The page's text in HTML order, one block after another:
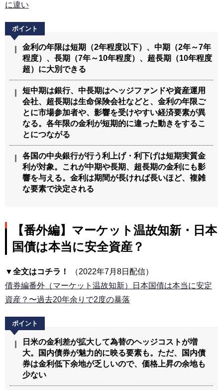
に違い
金利の年限は短期（2年程度以下）、中期（2年～7年
程度）、長期（7年～10年程度）、超長期（10年程度
超）に大別できる
短中期は銀行、中長期はヘッジファンドや資産運用
会社、超長期は生命保険会社などと、金利の年限ご
とに市場参加者や、影響を受けやすい経済要素が異
なる。各年限の金利が短期的に違った動きをするこ
とにつながる
各国の中央銀行が行う利上げ・利下げは短期実質金
利が対象。これが中期や長期、超長期の金利にも影
響を与える。金利は期間が長ければ長いほど、複雑
な要素で決定される
【番外編】マーケット温故知新・日本
国債は本当に安全資産？
▼全文はコチラ！
（2022年7月8日配信）
債券編番外（マーケット温故知新）日本国債は本当に安定
資産？〜過去20年余りで2度の暴落
日米の金利差が拡大して為替のヘッジコストが増
大。国内債券が魅力的に映る要素も。ただ、国内債
券は金利低下余地が乏しいので、価格上昇の余地も
少ない